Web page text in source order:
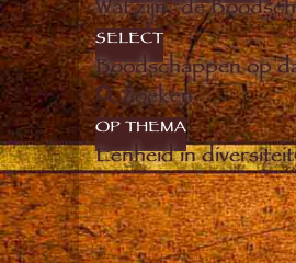
Wat zijn “de
SELECT
Boodschappen op
Zoeken
OP THEMA
Eenheid in diversiteit